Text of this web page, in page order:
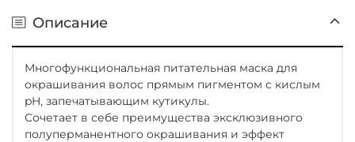
Описание
Многофункциональная питательная маска для
окрашивания волос прямым пигментом с кислым
pH, запечатывающим кутикулы.
Сочетает в себе преимущества эксклюзивного
полуперманентного окрашивания и эффект